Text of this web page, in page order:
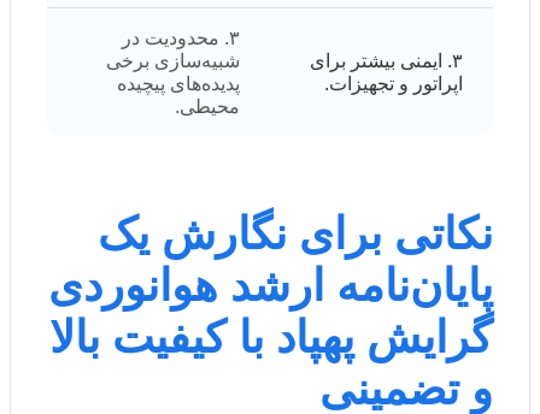
۳. ایمنی بیشتر برای
اپراتور و تجهیزات.
۳. محدودیت در
شبیه‌سازی برخی
پدیده‌های پیچیده
محیطی.
نکاتی برای نگارش یک
پایان‌نامه ارشد هوانوردی
گرایش پهپاد با کیفیت بالا
و تضمینی